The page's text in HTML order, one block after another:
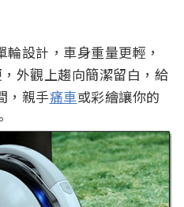
設計，車身重量更輕，
外觀上趨向簡潔留白，給
，親手痛車或彩繪讓你的